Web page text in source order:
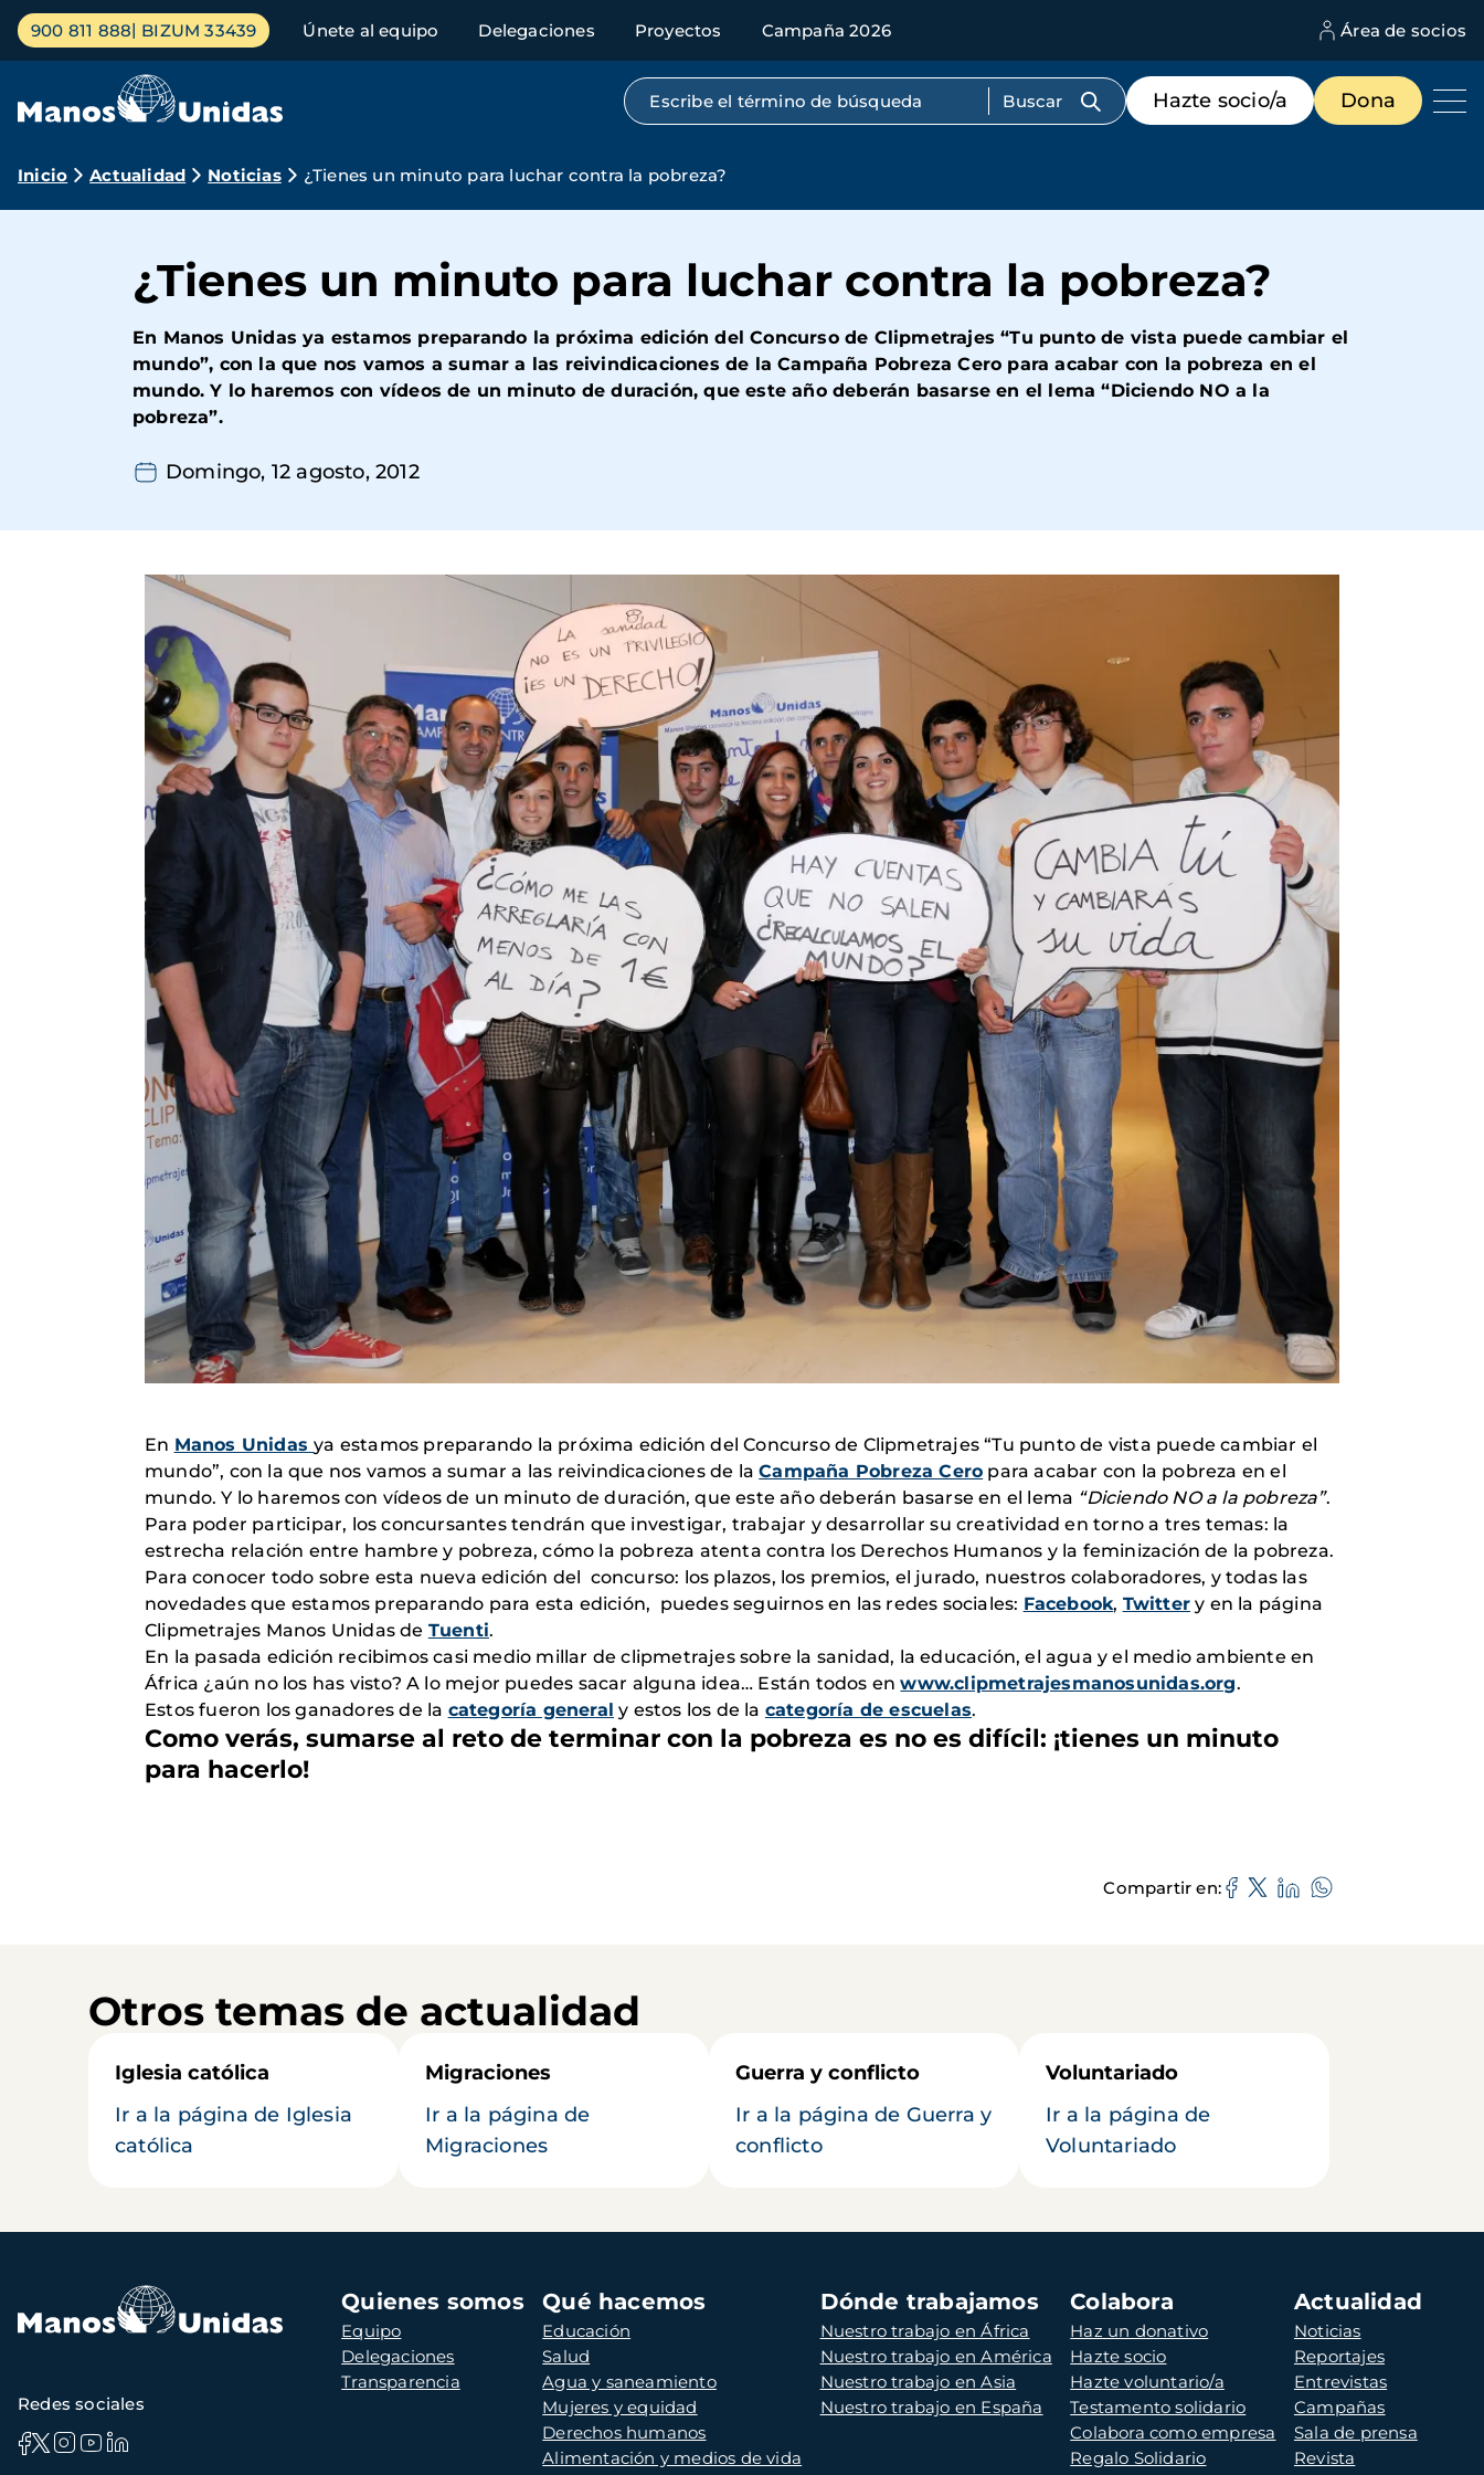
Pasar
contenido
Menú
principal
900 811 888 BIZUM 33439 Únete al equipo Delegaciones Proyectos Campaña 2026 Área de socios
Búsqueda por texto completo
Menú
de
destacados
Hazte socio/a Dona
Ruta
navegación
Inicio Actualidad Noticias ¿Tienes un minuto para luchar contra la pobreza?
¿Tienes un minuto para luchar contra la pobreza?
En Manos Unidas ya estamos preparando la próxima edición del Concurso de Clipmetrajes “Tu punto de vista puede cambiar el
mundo”, con la que nos vamos a sumar a las reivindicaciones de la Campaña Pobreza Cero para acabar con la pobreza en el
mundo. Y lo haremos con vídeos de un minuto de duración, que este año deberán basarse en el lema “Diciendo NO a la
pobreza”.
Domingo, 12 agosto, 2012
En Manos Unidasya estamos preparando la próxima edición del Concurso de Clipmetrajes “Tu punto de vista puede cambiar el
mundo”, con la que nos vamos a sumar a las reivindicaciones de laCampaña Pobreza Cero para acabar con la pobreza en el
mundo. Y lo haremos con vídeos de un minuto de duración, que este año deberán basarse en el lema “Diciendo NO a la pobreza”.
Para poder participar, los concursantes tendrán que investigar, trabajar y desarrollar su creatividad en torno a tres temas: la
estrecha relación entre hambre y pobreza, cómo la pobreza atenta contra los Derechos Humanos y la feminización de la pobreza.
Para conocer todo sobre esta nueva edición del concurso: los plazos, los premios, el jurado, nuestros colaboradores, y todas las
novedades que estamos preparando para esta edición, puedes seguirnos en las redes sociales: Facebook, Twitter y en la página
Clipmetrajes Manos Unidas de Tuenti.
En la pasada edición recibimos casi medio millar de clipmetrajes sobre la sanidad, la educación, el agua y el medio ambiente en
África ¿aún no los has visto? A lo mejor puedes sacar alguna idea… Están todos enwww.clipmetrajesmanosunidas.org.
Estos fueron los ganadores de la categoría general y estos los de la categoría de escuelas.
Como verás, sumarse al reto de terminar con la pobreza es no es difícil: ¡tienes un minuto
para hacerlo!
Compartir en
Otros temas de actualidad
Iglesia católica
Ir a la página de Iglesia
católica
Migraciones
Ir a la página de
Migraciones
Guerra y conflicto
Ir a la página de Guerra y
conflicto
Voluntariado
Ir a la página de
Voluntariado
Navegación
principal
Quienes somos
Equipo
Delegaciones
Transparencia
Qué hacemos
Educación
Salud
Agua y saneamiento
Mujeres y equidad
Derechos humanos
Alimentación y medios de vida
Dónde trabajamos
Nuestro trabajo en África
Nuestro trabajo en América
Nuestro trabajo en Asia
Nuestro trabajo en España
Colabora
Haz un donativo
Hazte socio
Hazte voluntario/a
Testamento solidario
Colabora como empresa
Regalo Solidario
Actualidad
Noticias
Reportajes
Entrevistas
Campañas
Sala de prensa
Revista
Redes sociales